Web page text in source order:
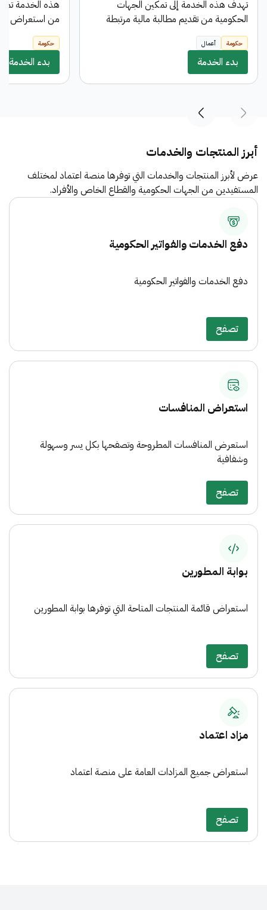
تهدف هذه الخدمة إلى تمكين الجهات
الحكومية من تقديم مطالبة مالية مرتبطة
بعقد معين بالعملة المحلية مع إمكانية إختيار
طريقة التحويل المناسبة ، وتمر هذه المطالبة
بثلاث مراحل تمثل دورة الإعتمادات
المستندية (مطالبة مالية ، أمر صرف ، أمر
الموافقات اللازمة بحسب الحوكمة المعتمدة.
حكومة أعمال
بدء الخدمة
هذه الخدمة
من استعراض
والمستلمة من
مسيرات حقوق
مسيرات الحقوق
حكومة
بدء الخدمة
أبرز المنتجات والخدمات
عرض لأبرز المنتجات والخدمات التي توفرها منصة اعتماد لمختلف
المستفيدين من الجهات الحكومية والقطاع الخاص والأفراد.
دفع الخدمات والفواتير الحكومية
دفع الخدمات والفواتير الحكومية
تصفح
استعراض المنافسات
استعرض المنافسات المطروحة وتصفحها بكل يسر وسهولة
وشفافية
تصفح
بوابة المطورين
استعراض قائمة المنتجات المتاحة التي توفرها بوابة المطورين
تصفح
مزاد اعتماد
استعراض جميع المزادات العامة على منصة اعتماد
تصفح